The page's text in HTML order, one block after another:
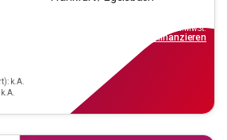
k.A.
inkl.MwSt.
finanzieren